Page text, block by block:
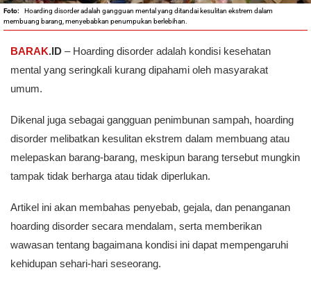
Hoarding disorder adalah gangguan mental yang ditandai kesulitan ekstrem dalam
membuang barang, menyebabkan penumpukan berlebihan.
BARAK.ID – Hoarding disorder adalah kondisi kesehatan
mental yang seringkali kurang dipahami oleh masyarakat
umum.
Dikenal juga sebagai gangguan penimbunan sampah, hoarding
disorder melibatkan kesulitan ekstrem dalam membuang atau
melepaskan barang-barang, meskipun barang tersebut mungkin
tampak tidak berharga atau tidak diperlukan.
Artikel ini akan membahas penyebab, gejala, dan penanganan
hoarding disorder secara mendalam, serta memberikan
wawasan tentang bagaimana kondisi ini dapat mempengaruhi
kehidupan sehari-hari seseorang.